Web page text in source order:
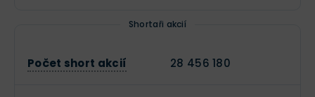
Shortaři akcií
Počet short akcií 28 456 180